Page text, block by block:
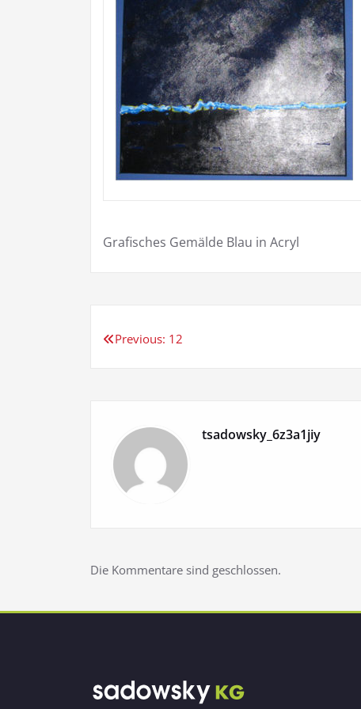
Grafisches Gemälde Blau in Acryl
Beitragsnavigation
Previous: 12
tsadowsky_6z3a1jiy
Die Kommentare sind geschlossen.